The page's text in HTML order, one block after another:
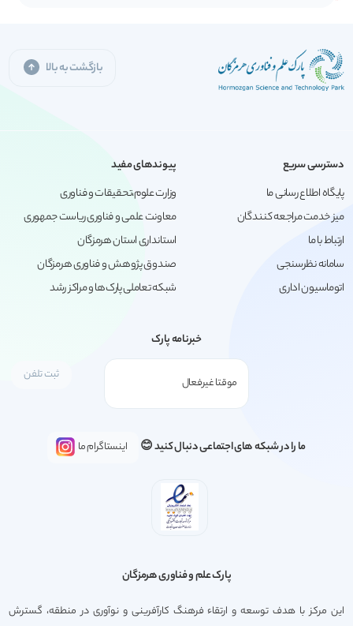
بازگشت به بالا
دسترسی سریع
پایگاه اطلاع رسانی ما
میز خدمت مراجعه کنندگان
ارتباط با ما
سامانه نظرسنجی
اتوماسیون اداری
پیوندهای مفید
وزارت علوم،تحقیقات و فناوری
معاونت علمی و فناوری ریاست جمهوری
استانداری استان هرمزگان
صندوق پژوهش و فناوری هرمزگان
شبکه تعاملی پارک‌ها و مراکز رشد
خبرنامه پارک
ما را در شبکه های اجتماعی دنبال کنید 😊 اینستاگرام ما
پارک علم و فناوری هرمزگان
این مرکز با هدف توسعه و ارتقاء فرهنگ کارآفرینی و نوآوری در منطقه، گسترش